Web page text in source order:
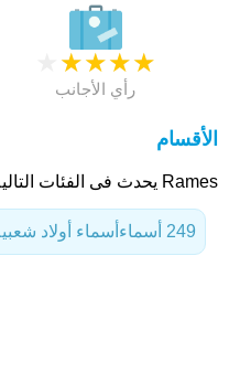
★
★
★
★
رأي الأجانب
الأقسام
Rames يحدث فى الفئات التالية
أسماء أولاد 249 أسماء